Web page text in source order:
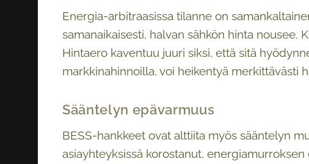
Energia-arbitraasissa tilanne on
samanaikaisesti, halvan sähkön hinta nousee.
Hintaero kaventuu juuri siksi, että sitä
markkinahinnoilla, voi heikentyä merkittävästi
Sääntelyn epävarmuus
BESS-hankkeet ovat alttiita myös sääntelyn
asiayhteyksissä korostanut,